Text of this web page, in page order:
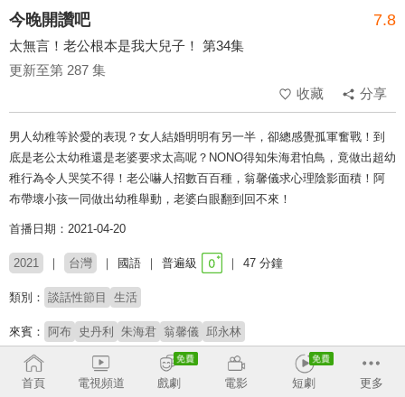
今晚開讚吧 7.8
太無言！老公根本是我大兒子！ 第34集
更新至第 287 集
收藏
分享
男人幼稚等於愛的表現？女人結婚明明有另一半，卻總感覺孤軍奮戰！到
底是老公太幼稚還是老婆要求太高呢？NONO得知朱海君怕鳥，竟做出超幼
稚行為令人哭笑不得！老公嚇人招數百百種，翁馨儀求心理陰影面積！阿
布帶壞小孩一同做出幼稚舉動，老婆白眼翻到回不來！
首播日期：2021-04-20
2021 台灣 國語 普遍級 47 分鐘
類別： 談話性節目 生活
來賓： 阿布 史丹利 朱海君 翁馨儀 邱永林
主持：
羅時豐
首頁
電視頻道 戲劇 電影 短劇 更多